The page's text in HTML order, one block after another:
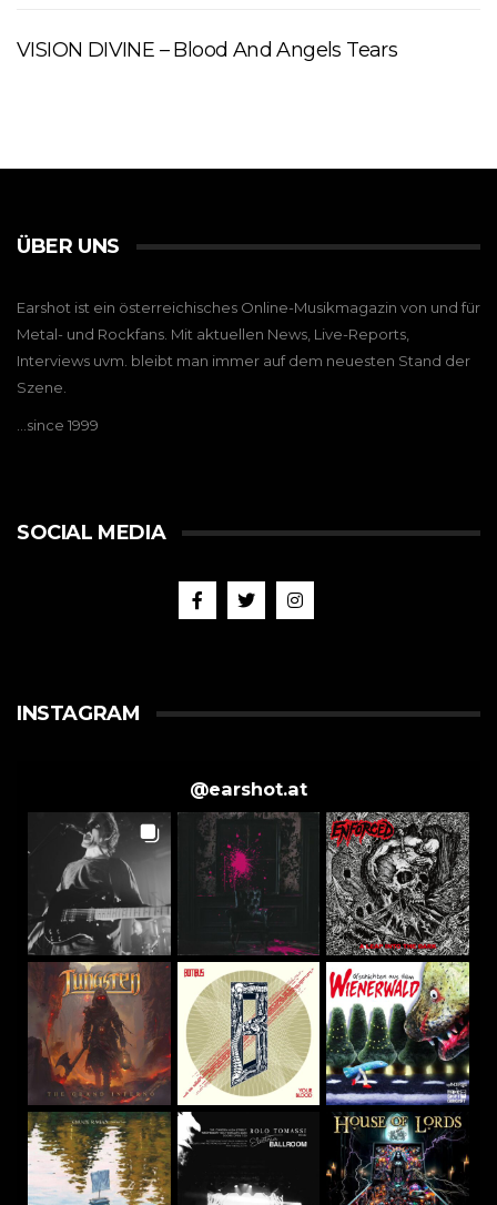
VISION DIVINE – Blood And Angels Tears
ÜBER UNS
Earshot ist ein österreichisches Online-Musikmagazin von und für
Metal- und Rockfans. Mit aktuellen News, Live-Reports,
Interviews uvm. bleibt man immer auf dem neuesten Stand der
Szene.
…since 1999
SOCIAL MEDIA
INSTAGRAM
@earshot.at